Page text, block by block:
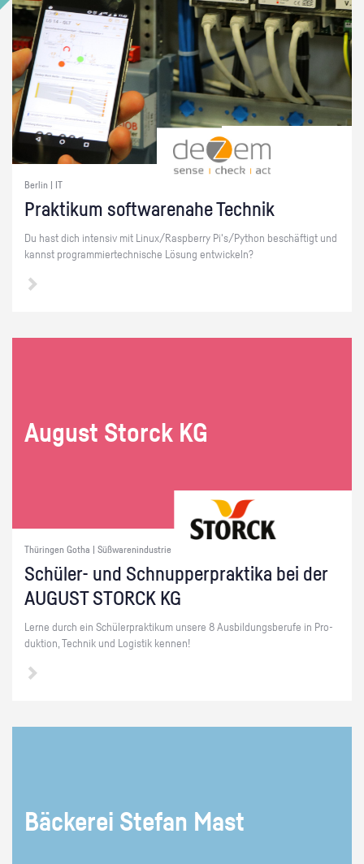
Berlin | IT
Prak­ti­kum soft­ware­na­he Tech­nik
Du hast dich in­ten­siv mit Linux/Raspber­ry Pi's/Py­thon be­schäf­tigt und
kannst pro­gram­mier­tech­ni­sche Lö­sung ent­wi­ckeln?
Au­gust Storck KG
Thüringen Gotha | Süßwarenindustrie
Schü­ler- und Schnup­per­prak­ti­ka bei der
AU­GUST STORCK KG
Lerne durch ein Schü­ler­prak­ti­kum un­se­re 8 Aus­bil­dungs­be­ru­fe in Pro­
duk­ti­on, Tech­nik und Lo­gis­tik ken­nen!
Bä­cke­rei Ste­fan Mast